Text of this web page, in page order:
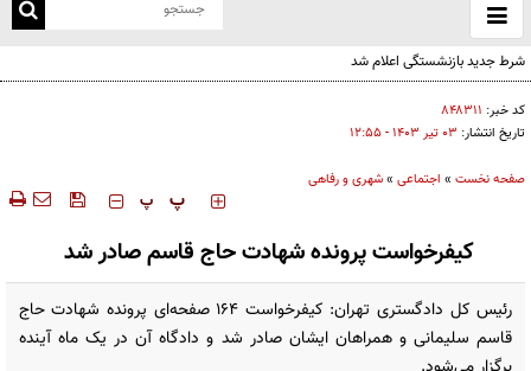
باز
و
شرط جدید بازنشستگی اعلام شد
کد خبر: ۸۴۸۳۱۱
تاریخ انتشار: ۰۳ تير ۱۴۰۳ - ۱۲:۵۵
صفحه نخست » اجتماعی »شهری و رفاهی
‍‍‍ پ پ
کیفرخواست پرونده شهادت حاج قاسم صادر شد
رئیس کل دادگستری تهران: کیفرخواست ۱۶۴ صفحه‌ای پرونده شهادت حاج
قاسم سلیمانی و همراهان ایشان صادر شد و دادگاه آن در یک ماه آینده